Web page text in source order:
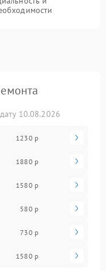
10.08.2026
1230 р
1880 р
1580 р
580 р
730 р
1580 р